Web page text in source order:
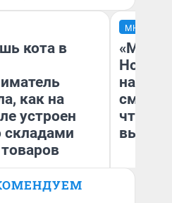
кота в
как на
устроен
складами
Шорохова
МНЕНИЕ
«Мы
чтобы